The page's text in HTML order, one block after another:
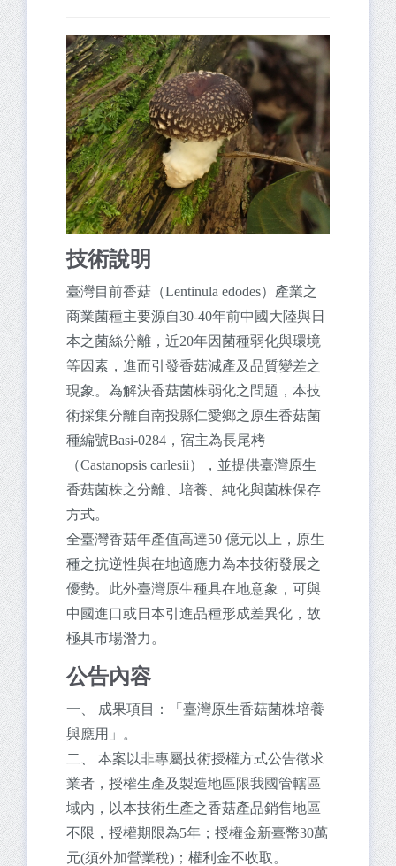
技術說明
臺灣目前香菇（Lentinula edodes）產業之
商業菌種主要源自30-40年前中國大陸與日
本之菌絲分離，近20年因菌種弱化與環境
等因素，進而引發香菇減產及品質變差之
現象。為解決香菇菌株弱化之問題，本技
術採集分離自南投縣仁愛鄉之原生香菇菌
種編號Basi-0284，宿主為長尾栲
（Castanopsis carlesii），並提供臺灣原生
香菇菌株之分離、培養、純化與菌株保存
方式。
全臺灣香菇年產值高達50 億元以上，原生
種之抗逆性與在地適應力為本技術發展之
優勢。此外臺灣原生種具在地意象，可與
中國進口或日本引進品種形成差異化，故
極具市場潛力。
公告內容
一、 成果項目：「臺灣原生香菇菌株培養
與應用」。
二、 本案以非專屬技術授權方式公告徵求
業者，授權生產及製造地區限我國管轄區
域內，以本技術生產之香菇產品銷售地區
不限，授權期限為5年；授權金新臺幣30萬
元(須外加營業稅)；權利金不收取。